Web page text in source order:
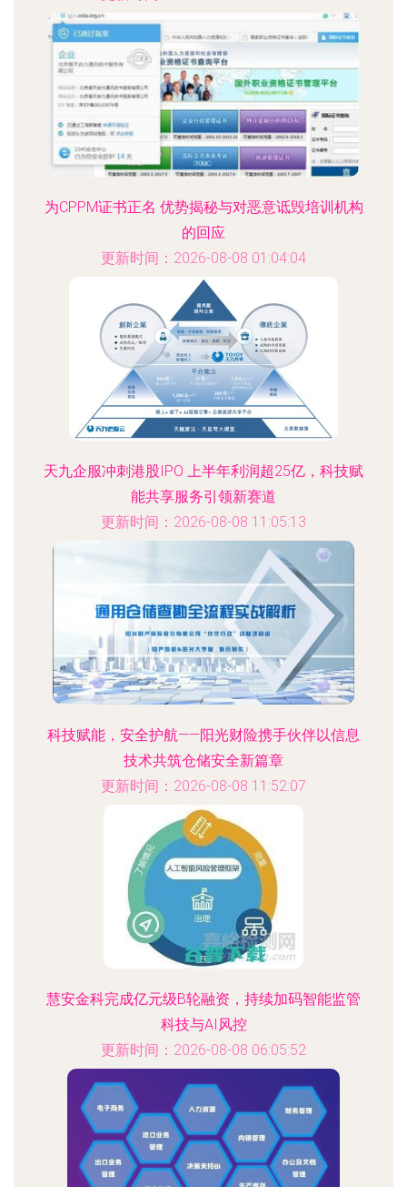
为CPPM证书正名 优势揭秘与对恶意诋毁培训机构
的回应
更新时间：2026-08-08 01:04:04
天九企服冲刺港股IPO 上半年利润超25亿，科技赋
能共享服务引领新赛道
更新时间：2026-08-08 11:05:13
科技赋能，安全护航——阳光财险携手伙伴以信息
技术共筑仓储安全新篇章
更新时间：2026-08-08 11:52:07
慧安金科完成亿元级B轮融资，持续加码智能监管
科技与AI风控
更新时间：2026-08-08 06:05:52